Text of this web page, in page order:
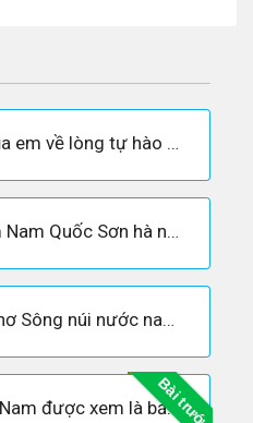
Phát biểu cảm nghĩ của em về lòng tự hào dân tộc trong bài thơ “Sông núi nước Nam” của Lí Thường Kiệt
Chứng minh tác phẩm Nam Quốc Sơn hà như Bản Tuyên ngôn độc lập lần thứ nhất của Đại Việt
Nêu cảm nghĩ về bài thơ Sông núi nước nam lớp 7
Bài trước
Vì sao sông núi nước Nam được xem là bản tuyên ngôn độc lập đầu tiên ở nước ta